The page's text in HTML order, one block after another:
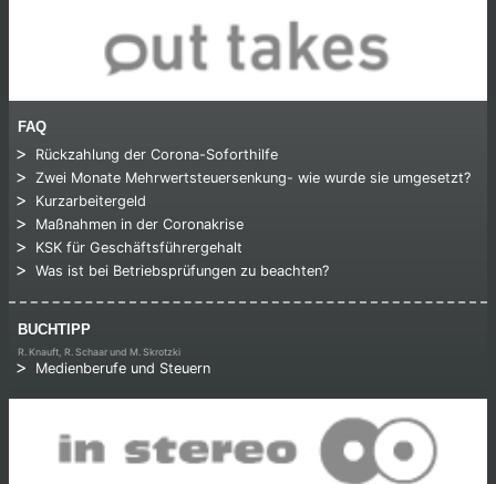
FAQ
Rückzahlung der Corona-Soforthilfe
Zwei Monate Mehrwertsteuersenkung- wie wurde sie umgesetzt?
Kurzarbeitergeld
Maßnahmen in der Coronakrise
KSK für Geschäftsführergehalt
Was ist bei Betriebsprüfungen zu beachten?
BUCHTIPP
R. Knauft, R. Schaar und M. Skrotzki
Medienberufe und Steuern